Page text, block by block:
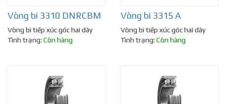
Vòng bi 3310 DNRCBM
Vòng bi tiếp xúc góc hai dãy
Tình trạng: Còn hàng
Vòng bi 3315 A
Vòng bi tiếp xúc góc hai dãy
Tình trạng: Còn hàng